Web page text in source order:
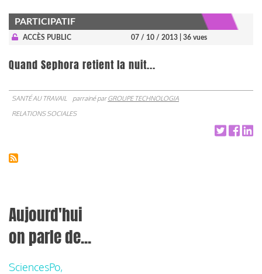
PARTICIPATIF
ACCÈS PUBLIC 07 / 10 / 2013 | 36 vues
Quand Sephora retient la nuit...
SANTÉ AU TRAVAIL parrainé parGROUPE TECHNOLOGIA
RELATIONS SOCIALES
Aujourd'hui
on parle de...
SciencesPo,